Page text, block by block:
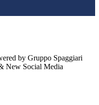
by Gruppo Spaggiari
New Social Media